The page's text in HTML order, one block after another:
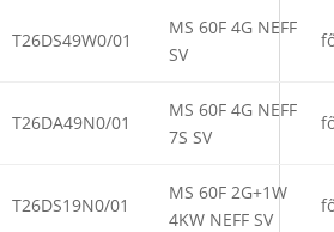
T26DS49W0/01
MS 60F 4G NEFF
SV
T26DA49N0/01
MS 60F 4G NEFF
7S SV
T26DS19N0/01
MS 60F 2G+1W
4KW NEFF SV